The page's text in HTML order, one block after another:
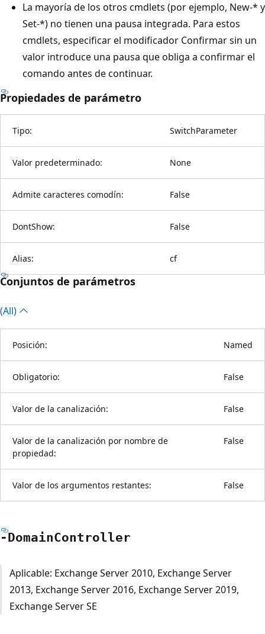
La mayoría de los otros cmdlets (por ejemplo, New-* y
Set-*) no tienen una pausa integrada. Para estos
cmdlets, especificar el modificador Confirmar sin un
valor introduce una pausa que obliga a confirmar el
comando antes de continuar.
Propiedades de parámetro
Tipo: SwitchParameter
Valor predeterminado: None
Admite caracteres comodín: False
DontShow: False
Alias: cf
Conjuntos de parámetros
(All)
Posición: Named
Obligatorio: False
Valor de la canalización: False
Valor de la canalización por nombre de
propiedad:
False
Valor de los argumentos restantes: False
-DomainController
Aplicable: Exchange Server 2010, Exchange Server
2013, Exchange Server 2016, Exchange Server 2019,
Exchange Server SE